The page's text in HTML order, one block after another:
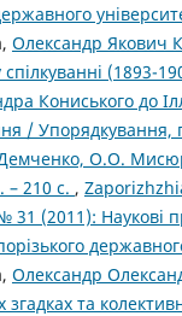
Олександр Якович
(1893-
Кониського до
/ Упорядкування,
О.О.
– 210 с. ,
31 (2011): Наукові
Олександр
згадках та